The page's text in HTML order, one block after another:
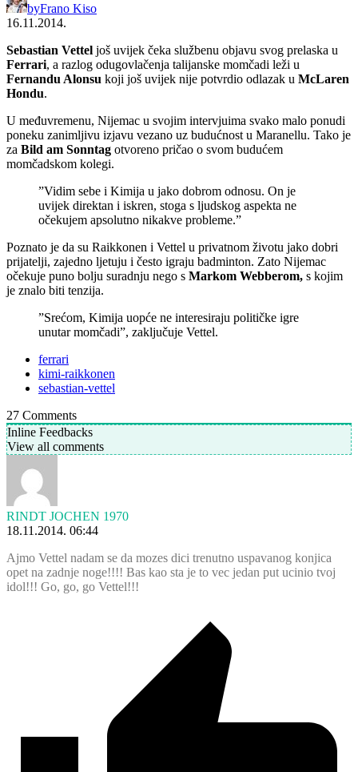
byFrano Kiso
16.11.2014.
Sebastian Vettel još uvijek čeka službenu objavu svog prelaska u
Ferrari, a razlog odugovlačenja talijanske momčadi leži u
Fernandu Alonsu koji još uvijek nije potvrdio odlazak u McLaren
Hondu.
U međuvremenu, Nijemac u svojim intervjuima svako malo ponudi
poneku zanimljivu izjavu vezano uz budućnost u Maranellu. Tako je
za Bild am Sonntag otvoreno pričao o svom budućem
momčadskom kolegi.
”Vidim sebe i Kimija u jako dobrom odnosu. On je
uvijek direktan i iskren, stoga s ljudskog aspekta ne
očekujem apsolutno nikakve probleme.”
Poznato je da su Raikkonen i Vettel u privatnom životu jako dobri
prijatelji, zajedno ljetuju i često igraju badminton. Zato Nijemac
očekuje puno bolju suradnju nego s Markom Webberom, s kojim
je znalo biti tenzija.
”Srećom, Kimija uopće ne interesiraju političke igre
unutar momčadi”, zaključuje Vettel.
ferrari
kimi-raikkonen
sebastian-vettel
27 Comments
Inline Feedbacks
View all comments
RINDT JOCHEN 1970
18.11.2014. 06:44
Ajmo Vettel nadam se da mozes dici trenutno uspavanog konjica
opet na zadnje noge!!!! Bas kao sta je to vec jedan put ucinio tvoj
idol!!! Go, go, go Vettel!!!